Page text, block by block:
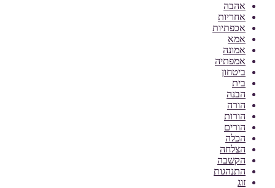
אהבה
אחריות
אכפתיות
אמא
אמונה
אמפתיה
ביטחון
בית
הבנה
הורה
הורות
הורים
הכלה
הצלחה
הקשבה
התנהגות
זוג